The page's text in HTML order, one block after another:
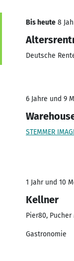
Bis heute 8
Deutsche
6 Jahre und 9
STEMMER
1 Jahr und 10
Kellner
Pier80,
Gastronomie